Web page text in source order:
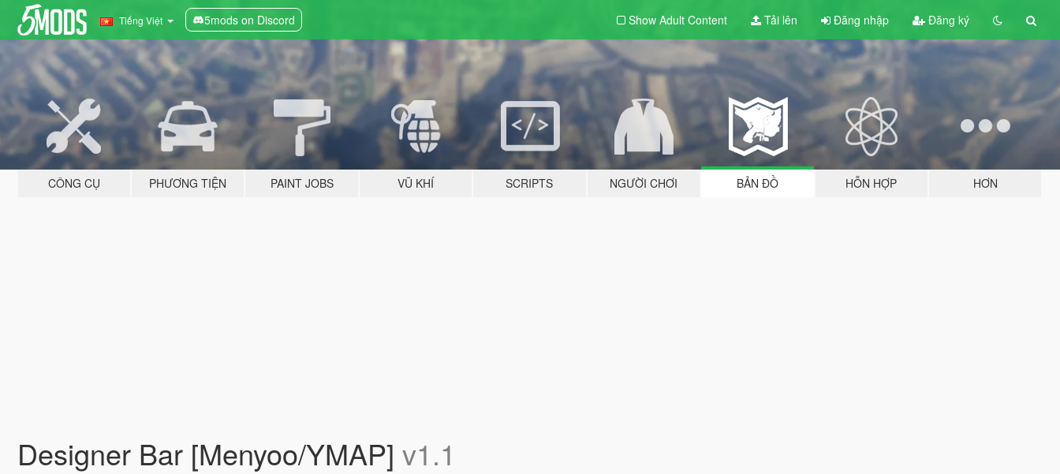
Tiếng Việt 5mods on Discord Show Adult Content Tải lên Đăng nhập Đăng ký
CÔNG CỤ PHƯƠNG TIỆN PAINT JOBS VŨ KHÍ SCRIPTS NGƯỜI CHƠI BẢN ĐỒ HỖN HỢP HƠN
Designer Bar [Menyoo/YMAP] v1.1